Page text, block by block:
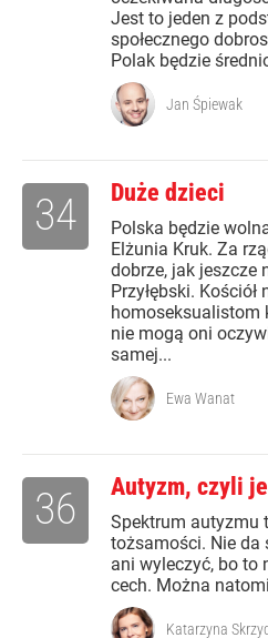
Jest to jeden z
społecznego
Polak będzie
Jan Śpiewak
Duże dzieci
Polska będzie
Elżunia Kruk. Za
dobrze, jak jeszcze
Przyłębski. Kościół
homoseksualistom
nie mogą oni
samej...
34
Ewa Wanat
Autyzm, czyli
Spektrum autyzmu
tożsamości. Nie da
ani wyleczyć, bo to
cech. Można
36
Katarzyna